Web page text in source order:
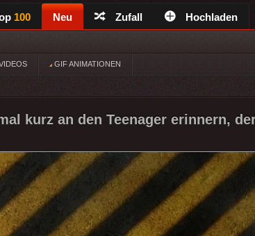
100 Neu Zufall Hochladen
GIF ANIMATIONEN
kurz an den Teenager erinnern,